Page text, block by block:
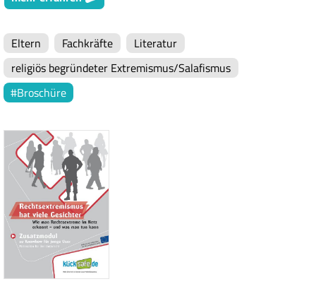
Eltern Fachkräfte
Literatur
religiös begründeter Extremismus/Salafismus
Broschüre